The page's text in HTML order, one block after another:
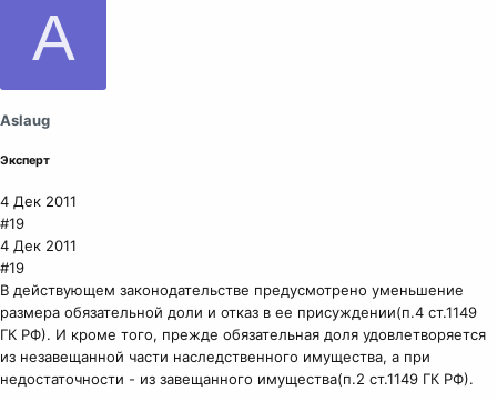
A
Aslaug
Эксперт
4 Дек 2011
#19
4 Дек 2011
#19
В действующем законодательстве предусмотрено уменьшение
размера обязательной доли и отказ в ее присуждении(п.4 ст.1149
ГК РФ). И кроме того, прежде обязательная доля удовлетворяется
из незавещанной части наследственного имущества, а при
недостаточности - из завещанного имущества(п.2 ст.1149 ГК РФ).